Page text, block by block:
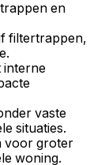
en
filtertrappen,
interne
vaste
situaties.
voor groter
woning.